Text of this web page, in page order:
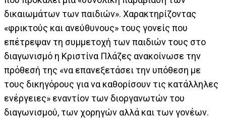
δικαιωμάτων των παιδιών». Χαρακτηρίζοντας
«φρικτούς και ανεύθυνους» τους γονείς που
επέτρεψαν τη συμμετοχή των παιδιών τους στο
διαγωνισμό η Κριστίνα Πλάζες ανακοίνωσε την
πρόθεσή της «να επανεξετάσει την υπόθεση με
τους δικηγόρους για να καθορίσουν τις κατάλληλες
ενέργειες» εναντίον των διοργανωτών του
διαγωνισμού, των χορηγών αλλά και των γονέων.